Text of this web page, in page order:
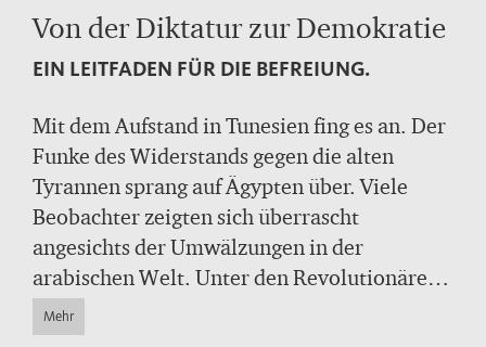
Von der Diktatur zur Demokratie
EIN LEITFADEN FÜR DIE BEFREIUNG.
Mit dem Aufstand in Tunesien fing es an. Der
Funke des Widerstands gegen die alten
Tyrannen sprang auf Ägypten über. Viele
Beobachter zeigten sich überrascht
angesichts der Umwälzungen in der
arabischen Welt. Unter den Revolutionären
kursiert dieses schmale Buch und entfaltet
eine grundstürzende Wirkung. Gene Sharp
Mehr